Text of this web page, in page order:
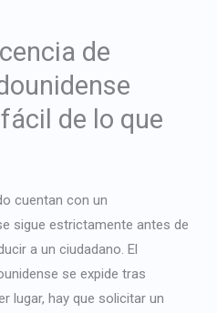
de
de lo que
cuentan con un
sigue estrictamente antes de
a un ciudadano. El
se expide tras
lugar, hay que solicitar un
Bulgarian
Arabic
Danish